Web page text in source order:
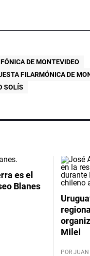
DE MONTEVIDEO
FILARMÓNICA DE
SOLÍS
es el
Blanes
Milei
POR